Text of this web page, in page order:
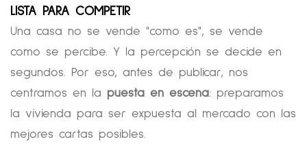
LISTA PARA COMPETIR
Una casa no se vende "como es", se vende
como se percibe. Y la percepción se decide en
segundos. Por eso, antes de publicar, nos
centramos en la puesta en escena: preparamos
la vivienda para ser expuesta al mercado con las
mejores cartas posibles.